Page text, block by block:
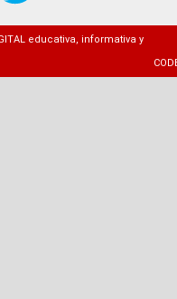
educativa, informativa y